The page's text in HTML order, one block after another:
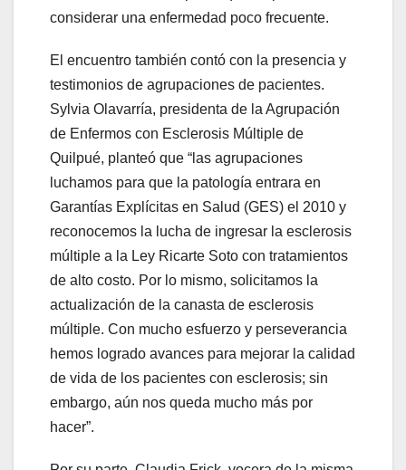
considerar una enfermedad poco frecuente.
El encuentro también contó con la presencia y
testimonios de agrupaciones de pacientes.
Sylvia Olavarría, presidenta de la Agrupación
de Enfermos con Esclerosis Múltiple de
Quilpué, planteó que “las agrupaciones
luchamos para que la patología entrara en
Garantías Explícitas en Salud (GES) el 2010 y
reconocemos la lucha de ingresar la esclerosis
múltiple a la Ley Ricarte Soto con tratamientos
de alto costo. Por lo mismo, solicitamos la
actualización de la canasta de esclerosis
múltiple. Con mucho esfuerzo y perseverancia
hemos logrado avances para mejorar la calidad
de vida de los pacientes con esclerosis; sin
embargo, aún nos queda mucho más por
hacer”.